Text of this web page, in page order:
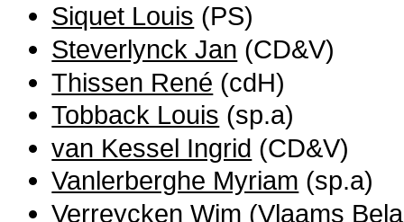
Siquet Louis (PS)
Steverlynck Jan (CD&V)
Thissen René (cdH)
Tobback Louis (sp.a)
van Kessel Ingrid (CD&V)
Vanlerberghe Myriam (sp.a)
Verreycken Wim (Vlaams